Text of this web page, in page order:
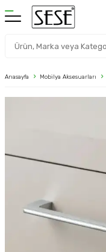
Anasayfa Mobilya Aksesuarları